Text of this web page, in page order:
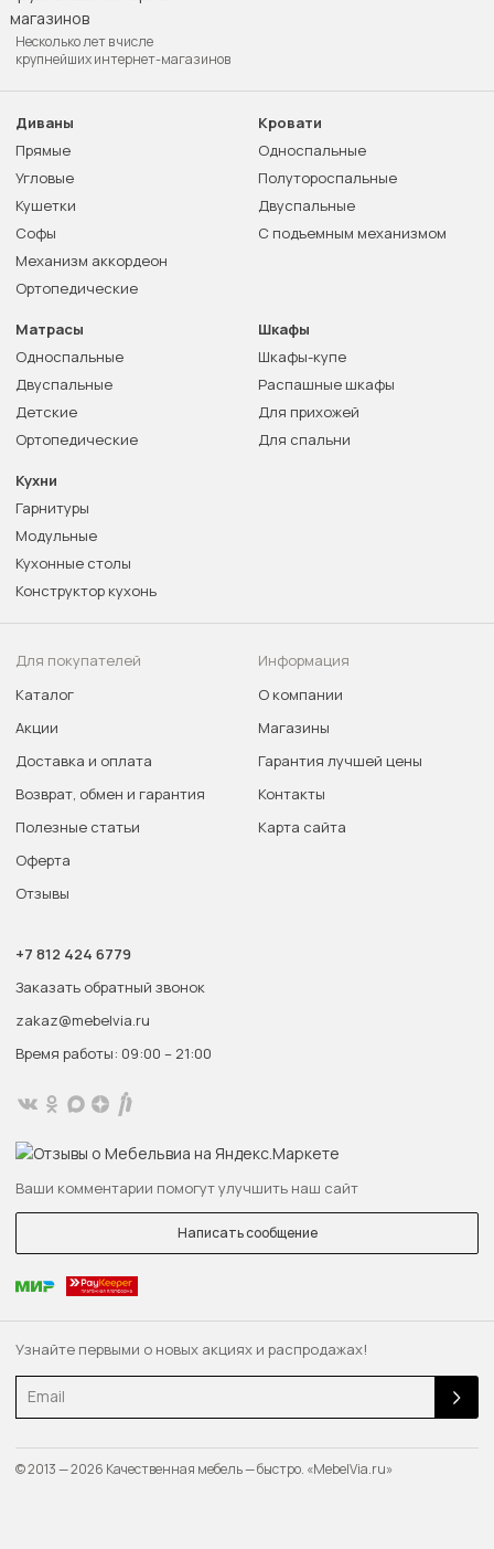
Узнайте первыми о новых акциях и распродажах!
Email
Несколько лет в числе
крупнейших интернет-магазинов
Диваны
Прямые
Угловые
Кушетки
Софы
Механизм аккордеон
Ортопедические
Кровати
Односпальные
Полутороспальные
Двуспальные
С подъемным механизмом
Матрасы
Односпальные
Двуспальные
Детские
Ортопедические
Шкафы
Шкафы-купе
Распашные шкафы
Для прихожей
Для спальни
Кухни
Гарнитуры
Модульные
Кухонные столы
Конструктор кухонь
Для покупателей
Каталог
Акции
Доставка и оплата
Возврат, обмен и гарантия
Полезные статьи
Оферта
Отзывы
Информация
О компании
Магазины
Гарантия лучшей цены
Контакты
Карта сайта
+7 812 424 6779
Заказать обратный звонок
zakaz@mebelvia.ru
Время работы: 09:00 – 21:00
Ваши комментарии помогут улучшить наш сайт
Написать сообщение
© 2013 — 2026 Качественная мебель — быстро. «MebelVia.ru»